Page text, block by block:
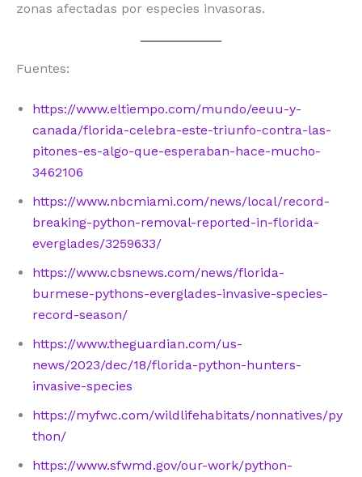
zonas afectadas por especies invasoras.
Fuentes:
https://www.eltiempo.com/mundo/eeuu-y-
canada/florida-celebra-este-triunfo-contra-las-
pitones-es-algo-que-esperaban-hace-mucho-
3462106
https://www.nbcmiami.com/news/local/record-
breaking-python-removal-reported-in-florida-
everglades/3259633/
https://www.cbsnews.com/news/florida-
burmese-pythons-everglades-invasive-species-
record-season/
https://www.theguardian.com/us-
news/2023/dec/18/florida-python-hunters-
invasive-species
https://myfwc.com/wildlifehabitats/nonnatives/py
thon/
https://www.sfwmd.gov/our-work/python-